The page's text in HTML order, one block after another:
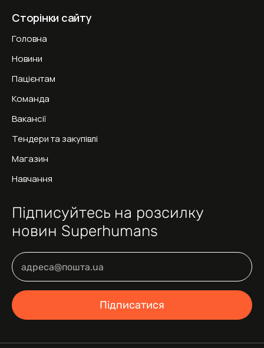
Сторінки сайту
Головна
Новини
Пацієнтам
Команда
Вакансії
Тендери та закупівлі
Магазин
Навчання
Підписуйтесь на розсилку
новин Superhumans